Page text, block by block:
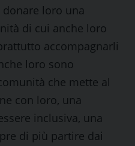
loro una
di cui anche loro
accompagnarli
loro sono
che mette al
con loro, una
inclusiva, una
di più partire dai